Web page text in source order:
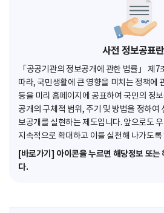
사전 정보공표
「공공기관의 정보공개에 관한 법률」 제
따라, 국민생활에 큰 영향을 미치는 정책에
등을 미리 홈페이지에 공표하여 국민의 정
공개의 구체적 범위, 주기 및 방법을 정하여
보공개를 실현하는 제도입니다. 앞으로도
지속적으로 확대하고 이를 실천해 나가도록
[바로가기] 아이콘을 누르면 해당정보 또는
다.